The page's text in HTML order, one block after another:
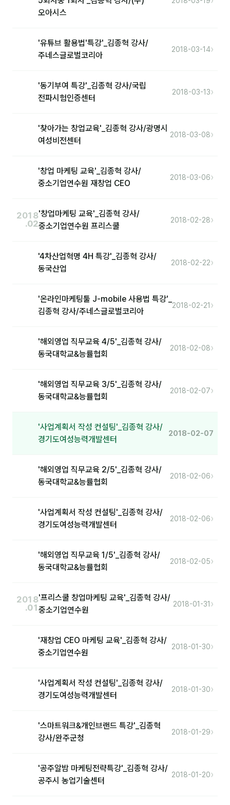
대면교육 후기
고객사 레퍼런스
전체 도구
제안·영업
B2B 영업도구
용어사전
영상자료실
등급 · 포인트
문의
💰 교육 견적 계산기
1:1 문의
공지사항
오아시스
'유튜브 활용법'특강'_김종혁 강사/
주네스글로벌코리아
2018-03-14›
'동기부여 특강'_김종혁 강사/국립
전파시험인증센터
2018-03-13›
'찾아가는 창업교육'_김종혁 강사/광명시
여성비전센터
2018-03-08›
'창업 마케팅 교육'_김종혁 강사/
중소기업연수원 재창업 CEO
2018-03-06›
2018
.02
'창업마케팅 교육'_김종혁 강사/
중소기업연수원 프리스쿨
2018-02-28›
'4차산업혁명 4H 특강'_김종혁 강사/
동국산업
2018-02-22›
'온라인마케팅툴 J-mobile 사용법 특강'_
김종혁 강사/주네스글로벌코리아
2018-02-21 ›
'해외영업 직무교육 4/5'_김종혁 강사/
동국대학교&능률협회
2018-02-08›
'해외영업 직무교육 3/5'_김종혁 강사/
동국대학교&능률협회
2018-02-07›
'사업계획서 작성 컨설팅'_김종혁 강사/
경기도여성능력개발센터
2018-02-07
'해외영업 직무교육 2/5'_김종혁 강사/
동국대학교&능률협회
2018-02-06›
'사업계획서 작성 컨설팅'_김종혁 강사/
경기도여성능력개발센터
2018-02-06›
'해외영업 직무교육 1/5'_김종혁 강사/
동국대학교&능률협회
2018-02-05›
2018
.01
'프리스쿨 창업마케팅 교육'_김종혁 강사/
중소기업연수원
2018-01-31 ›
'재창업 CEO 마케팅 교육'_김종혁 강사/
중소기업연수원
2018-01-30›
'사업계획서 작성 컨설팅'_김종혁 강사/
경기도여성능력개발센터
2018-01-30›
'스마트워크&개인브랜드 특강'_김종혁
강사/완주군청
2018-01-29›
'공주알밤 마케팅전략특강'_김종혁 강사/
공주시 농업기술센터
2018-01-20›